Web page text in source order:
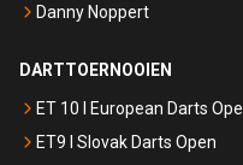
Danny Noppert
DARTTOERNOOIEN
ET 10 I European Darts
ET9 I Slovak Darts Open